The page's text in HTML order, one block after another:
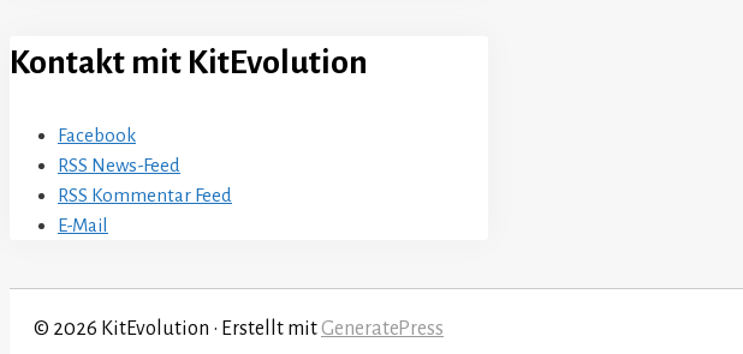
Kontakt mit KitEvolution
Facebook
RSS News-Feed
RSS Kommentar Feed
E-Mail
© 2026 KitEvolution • Erstellt mit GeneratePress